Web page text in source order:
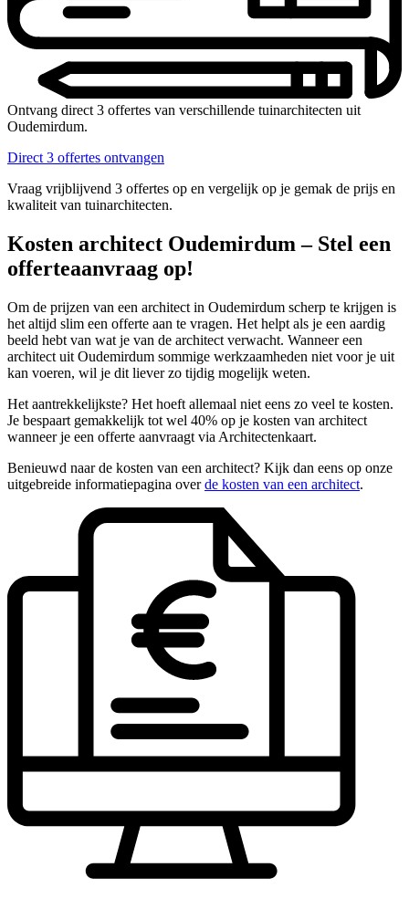
Ontvang direct 3 offertes van verschillende tuinarchitecten uit
Oudemirdum.
Direct 3 offertes ontvangen
Vraag vrijblijvend 3 offertes op en vergelijk op je gemak de prijs en
kwaliteit van tuinarchitecten.
Kosten architect Oudemirdum – Stel een
offerteaanvraag op!
Om de prijzen van een architect in Oudemirdum scherp te krijgen is
het altijd slim een offerte aan te vragen. Het helpt als je een aardig
beeld hebt van wat je van de architect verwacht. Wanneer een
architect uit Oudemirdum sommige werkzaamheden niet voor je uit
kan voeren, wil je dit liever zo tijdig mogelijk weten.
Het aantrekkelijkste? Het hoeft allemaal niet eens zo veel te kosten.
Je bespaart gemakkelijk tot wel 40% op je kosten van architect
wanneer je een offerte aanvraagt via Architectenkaart.
Benieuwd naar de kosten van een architect? Kijk dan eens op onze
uitgebreide informatiepagina overde kosten van een architect.